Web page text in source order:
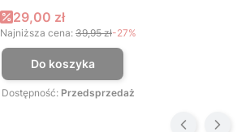
Cena promocyjna
29,00 zł
Najniższa cena: 39,95 zł-27%
Do koszyka
Dostępność: Przedsprzedaż